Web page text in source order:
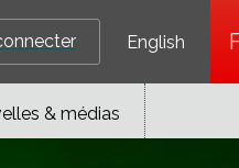
English
& médias